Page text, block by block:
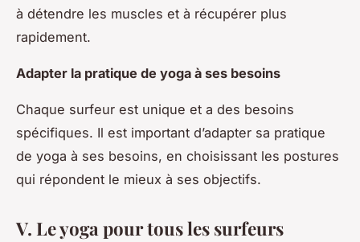
à détendre les muscles et à récupérer plus
rapidement.
Adapter la pratique de yoga à ses besoins
Chaque surfeur est unique et a des besoins
spécifiques. Il est important d’adapter sa pratique
de yoga à ses besoins, en choisissant les postures
qui répondent le mieux à ses objectifs.
V. Le yoga pour tous les surfeurs